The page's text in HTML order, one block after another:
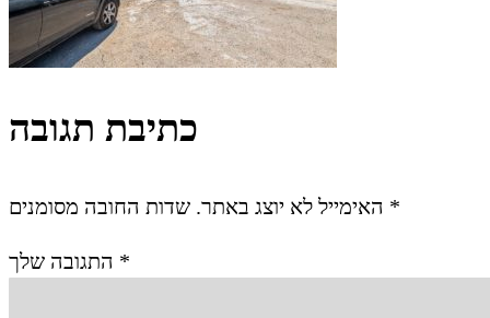
כתיבת תגובה
האימייל לא יוצג באתר. *
*